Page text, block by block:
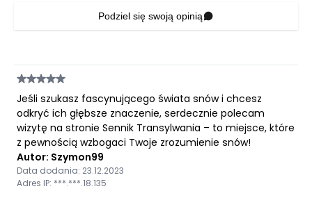
Podziel się swoją opinią
Jeśli szukasz fascynującego świata snów i chcesz
odkryć ich głębsze znaczenie, serdecznie polecam
wizytę na stronie Sennik Transylwania – to miejsce, które
z pewnością wzbogaci Twoje zrozumienie snów!
Autor: Szymon99
Data dodania: 23.12.2023
Adres IP: ***.***.18.135